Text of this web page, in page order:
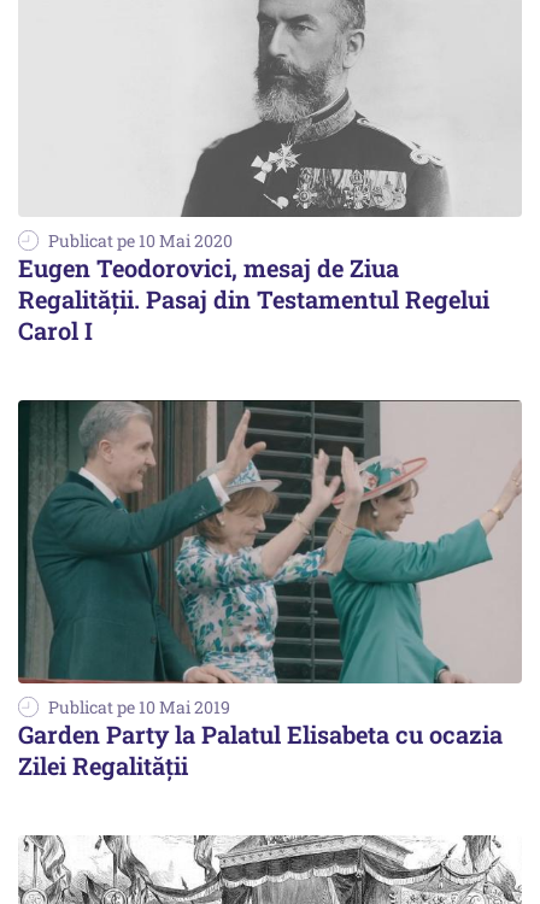
Publicat pe 10 Mai 2020
Eugen Teodorovici, mesaj de Ziua
Regalităţii. Pasaj din Testamentul Regelui
Carol I
Publicat pe 10 Mai 2019
Garden Party la Palatul Elisabeta cu ocazia
Zilei Regalității